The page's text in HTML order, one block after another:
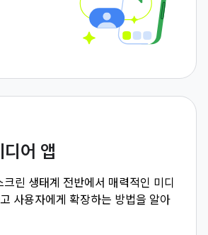
디어 앱
린 생태계 전반에서 매력적인 미디
사용자에게 확장하는 방법을 알아